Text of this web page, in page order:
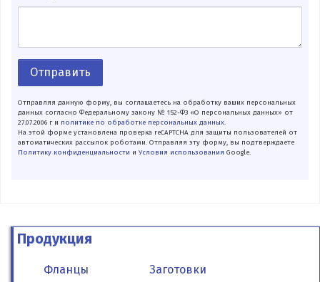
Отправить
Отправляя данную форму, вы соглашаетесь на обработку ваших персональных
данных согласно Федеральному закону № 152-ФЗ «О персональных данных» от
27.07.2006 г и политике по обработке персональных данных.
На этой форме установлена проверка reCAPTCHA для защиты пользователей от
автоматических рассылок роботами. Отправляя эту форму, вы подтверждаете
Политику конфиденциальности и Условия использования Google.
Продукция
Фланцы Заготовки